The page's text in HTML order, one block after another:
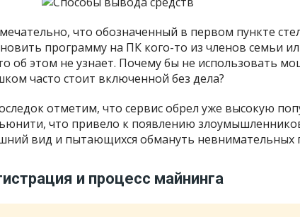
что обозначенный в первом пункте
программу на ПК кого-то из членов семьи
об этом не узнает. Почему бы не использовать
часто стоит включенной без дела?
отметим, что сервис обрел уже высокую
что привело к появлению
вид и пытающихся обмануть невнимательных
и процесс майнинга